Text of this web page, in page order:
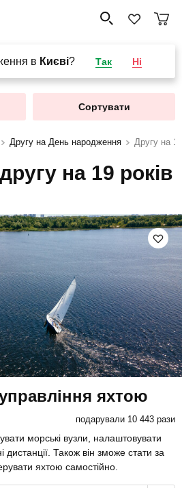
в Києві? Так Ні
Сортувати
Другу на День народження Другу на
на 19 років
яхтою
подарували 10 443 рази
морські вузли, налаштовувати
дистанції. Також він зможе стати за
яхтою самостійно.